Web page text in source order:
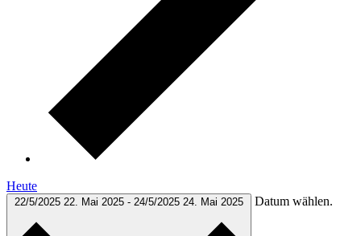
Heute
22/5/2025 22. Mai 2025 - 24/5/2025 24. Mai 2025 Datum wählen.